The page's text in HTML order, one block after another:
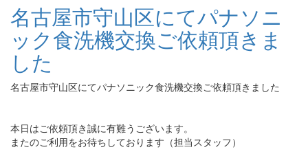
名古屋市守山区にてパナソニ
ック食洗機交換ご依頼頂きま
した
名古屋市守山区にてパナソニック食洗機交換ご依頼頂きました
本日はご依頼頂き誠に有難うございます。
またのご利用をお待ちしております（担当スタッフ）